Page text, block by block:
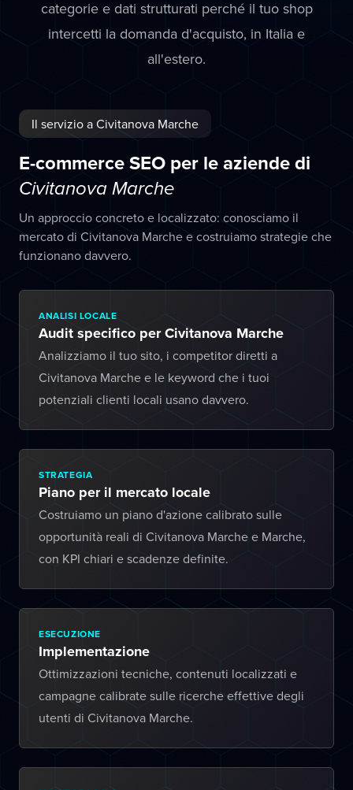
categorie e dati strutturati perché il tuo shop
intercetti la domanda d'acquisto, in Italia e
all'estero.
Il servizio a Civitanova Marche
E-commerce SEO per le aziende di
Civitanova Marche
Un approccio concreto e localizzato: conosciamo il
mercato di Civitanova Marche e costruiamo strategie che
funzionano davvero.
ANALISI LOCALE
Audit specifico per Civitanova Marche
Analizziamo il tuo sito, i competitor diretti a
Civitanova Marche e le keyword che i tuoi
potenziali clienti locali usano davvero.
STRATEGIA
Piano per il mercato locale
Costruiamo un piano d'azione calibrato sulle
opportunità reali di Civitanova Marche e Marche,
con KPI chiari e scadenze definite.
ESECUZIONE
Implementazione
Ottimizzazioni tecniche, contenuti localizzati e
campagne calibrate sulle ricerche effettive degli
utenti di Civitanova Marche.